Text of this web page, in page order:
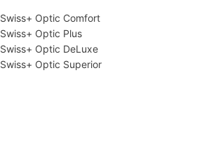
Swiss+ Optic Comfort
Swiss+ Optic Plus
Swiss+ Optic DeLuxe
Swiss+ Optic Superior